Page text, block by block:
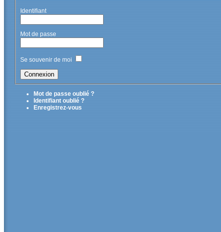
Identifiant
Mot de passe
Se souvenir de moi
Mot de passe oublié ?
Identifiant oublié ?
Enregistrez-vous